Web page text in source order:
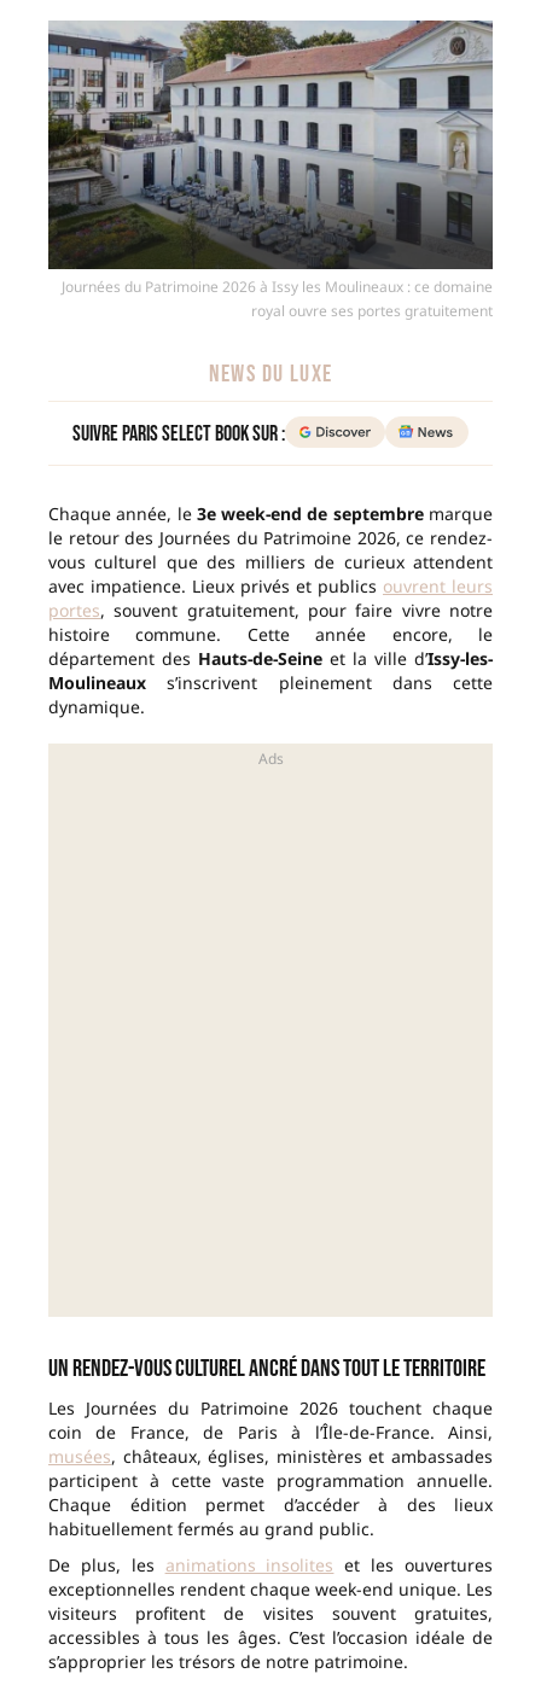
Journées du Patrimoine 2026 à Issy les Moulineaux : ce domaine
royal ouvre ses portes gratuitement
NEWS DU LUXE
Suivre Paris Select Book sur :
Chaque année, le 3e week-end de septembremarque
le retour des Journées du Patrimoine 2026, ce rendez-
vous culturel que des milliers de curieux attendent
avec impatience. Lieux privés et publics ouvrent leurs
portes, souvent gratuitement, pour faire vivre notre
histoire commune. Cette année encore, le
département des Hauts-de-Seine et la ville d’Issy-les-
Moulineaux s’inscrivent pleinement dans cette
dynamique.
Un rendez-vous culturel ancré dans tout le territoire
Les Journées du Patrimoine 2026 touchent chaque
coin de France, de Paris à l’Île-de-France. Ainsi,
musées, châteaux, églises, ministères et ambassades
participent à cette vaste programmation annuelle.
Chaque édition permet d’accéder à des lieux
habituellement fermés au grand public.
De plus, les animations insolites et les ouvertures
exceptionnelles rendent chaque week-end unique. Les
visiteurs profitent de visites souvent gratuites,
accessibles à tous les âges. C’est l’occasion idéale de
s’approprier les trésors de notre patrimoine.